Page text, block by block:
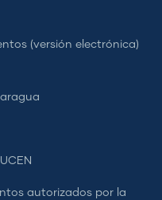
(versión electrónica)
autorizados por la